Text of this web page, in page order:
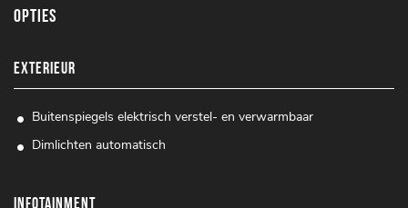
Opties
EXTERIEUR
Buitenspiegels elektrisch verstel- en verwarmbaar
Dimlichten automatisch